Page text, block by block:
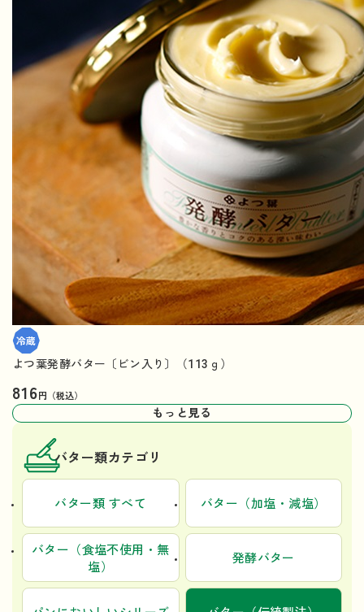
よつ葉発酵バター〔ビン入り〕（113ｇ）
816円（税込）
もっと見る
バター類カテゴリ
バター類 すべて バター（加塩・減塩）
バター（食塩不使用・無
塩）
発酵バター